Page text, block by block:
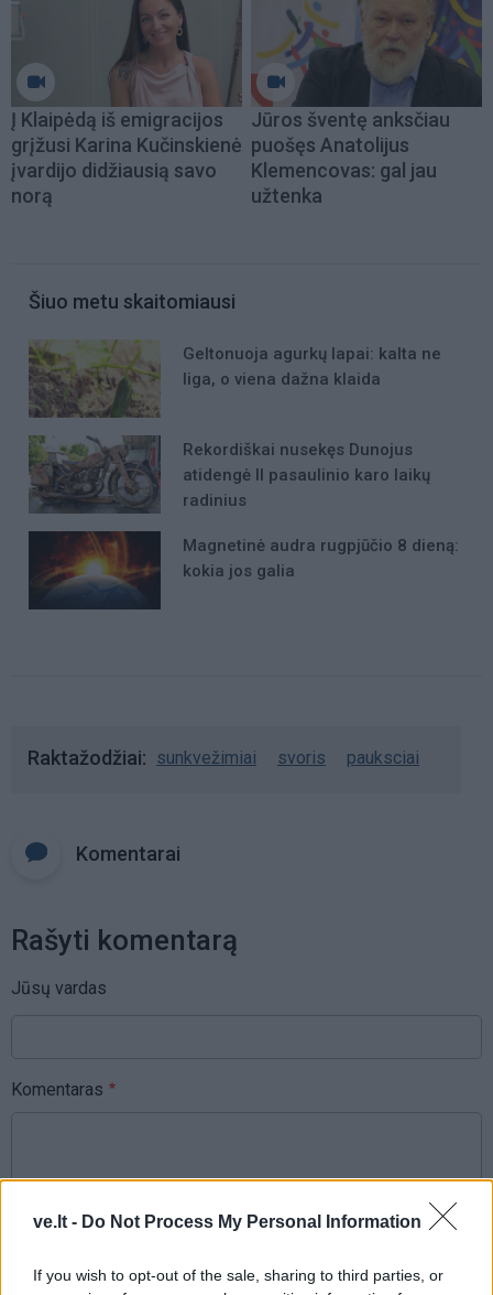
ve.lt - Do Not Process My Personal Information
If you wish to opt-out of the sale, sharing to third parties, or
Į Klaipėdą iš emigracijos
grįžusi Karina Kučinskienė
įvardijo didžiausią savo
norą
Jūros šventę anksčiau
puošęs Anatolijus
Klemencovas: gal jau
užtenka
Šiuo metu skaitomiausi
Geltonuoja agurkų lapai: kalta ne
liga, o viena dažna klaida
Rekordiškai nusekęs Dunojus
atidengė II pasaulinio karo laikų
radinius
Magnetinė audra rugpjūčio 8 dieną:
kokia jos galia
Raktažodžiai sunkvežimiai svoris pauksciai
Komentarai
Rašyti komentarą
Jūsų vardas
Komentaras